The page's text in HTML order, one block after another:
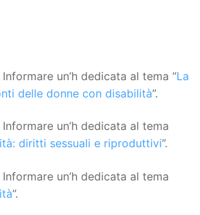
un’h dedicata al tema “La
delle donne con disabilità”.
un’h dedicata al tema
diritti sessuali e riproduttivi”.
un’h dedicata al tema
”.